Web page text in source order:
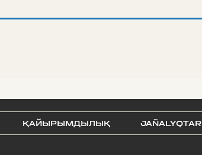
ҚАЙЫРЫМДЫЛЫҚ JAÑALYQTAR